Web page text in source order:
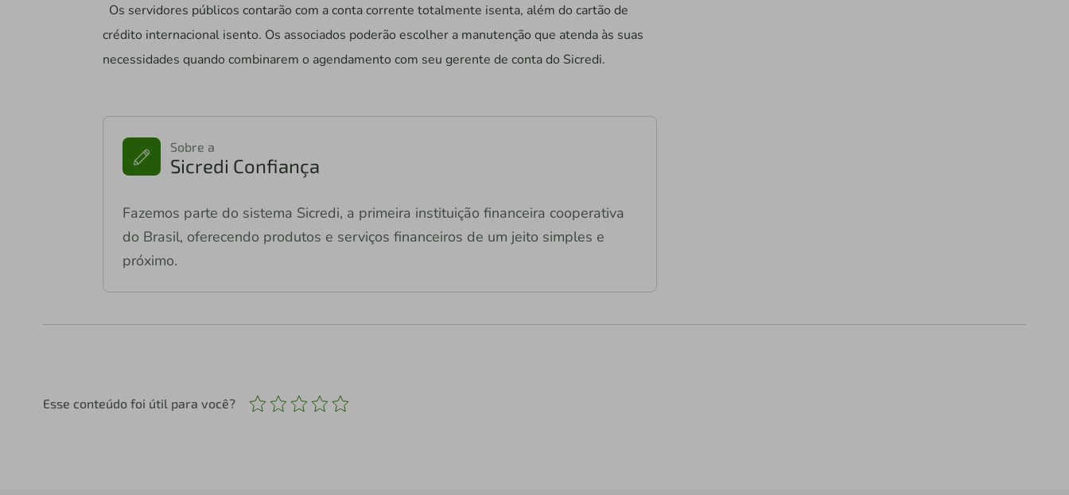
Os servidores públicos contarão com a conta corrente totalmente isenta, além do cartão de
crédito internacional isento. Os associados poderão escolher a manutenção que atenda às suas
necessidades quando combinarem o agendamento com seu gerente de conta do Sicredi.
Sobre a
Sicredi Confiança
Fazemos parte do sistema Sicredi, a primeira instituição financeira cooperativa
do Brasil, oferecendo produtos e serviços financeiros de um jeito simples e
próximo.
Esse conteúdo foi útil para você?